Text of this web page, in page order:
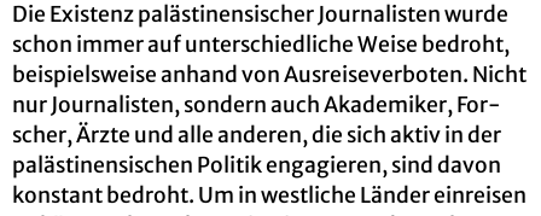
Die Exis­tenz pa­läs­ti­nen­si­scher Jour­na­lis­ten wurde
schon immer auf un­ter­schied­li­che Weise be­droht,
bei­spiels­wei­se an­hand von Aus­rei­se­ver­bo­ten. Nicht
nur Jour­na­lis­ten, son­dern auch Aka­de­mi­ker, For­
scher, Ärzte und alle an­de­ren, die sich aktiv in der
pa­läs­ti­nen­si­schen Po­li­tik en­ga­gie­ren, sind davon
kon­stant be­droht. Um in west­li­che Län­der ein­rei­sen